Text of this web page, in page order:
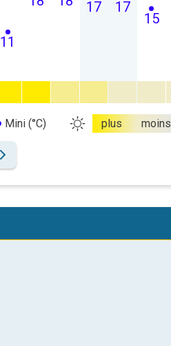
11
17 17
15
Mini (°C) plus moins